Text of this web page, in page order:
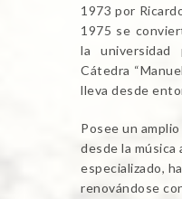
1973 por
1975 se
la universidad
Cátedra
lleva desde
Posee un
desde la música
especializado,
renovándose